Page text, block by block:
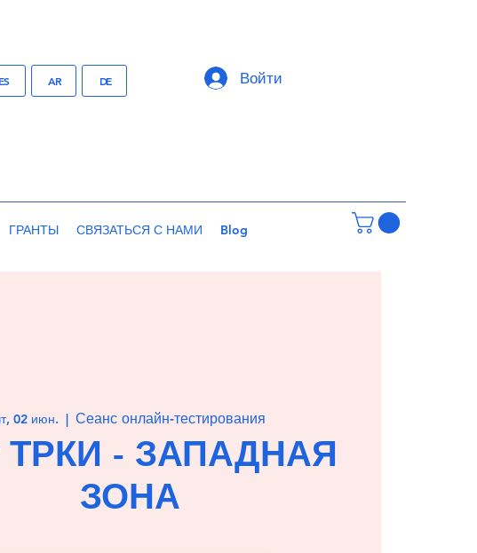
ES AR DE Войти
ГРАНТЫ СВЯЗАТЬСЯ С НАМИ Blog
02 июн.
  |
Сеанс онлайн-тестирования
ТРКИ - ЗАПАДНАЯ
ЗОНА